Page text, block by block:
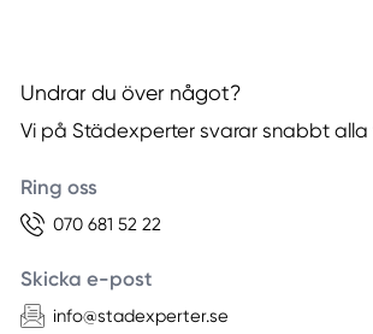
Undrar du över något?
Vi på Städexperter svarar snabbt
Ring oss
070 681 52 22
Skicka e-post
info@stadexperter.se